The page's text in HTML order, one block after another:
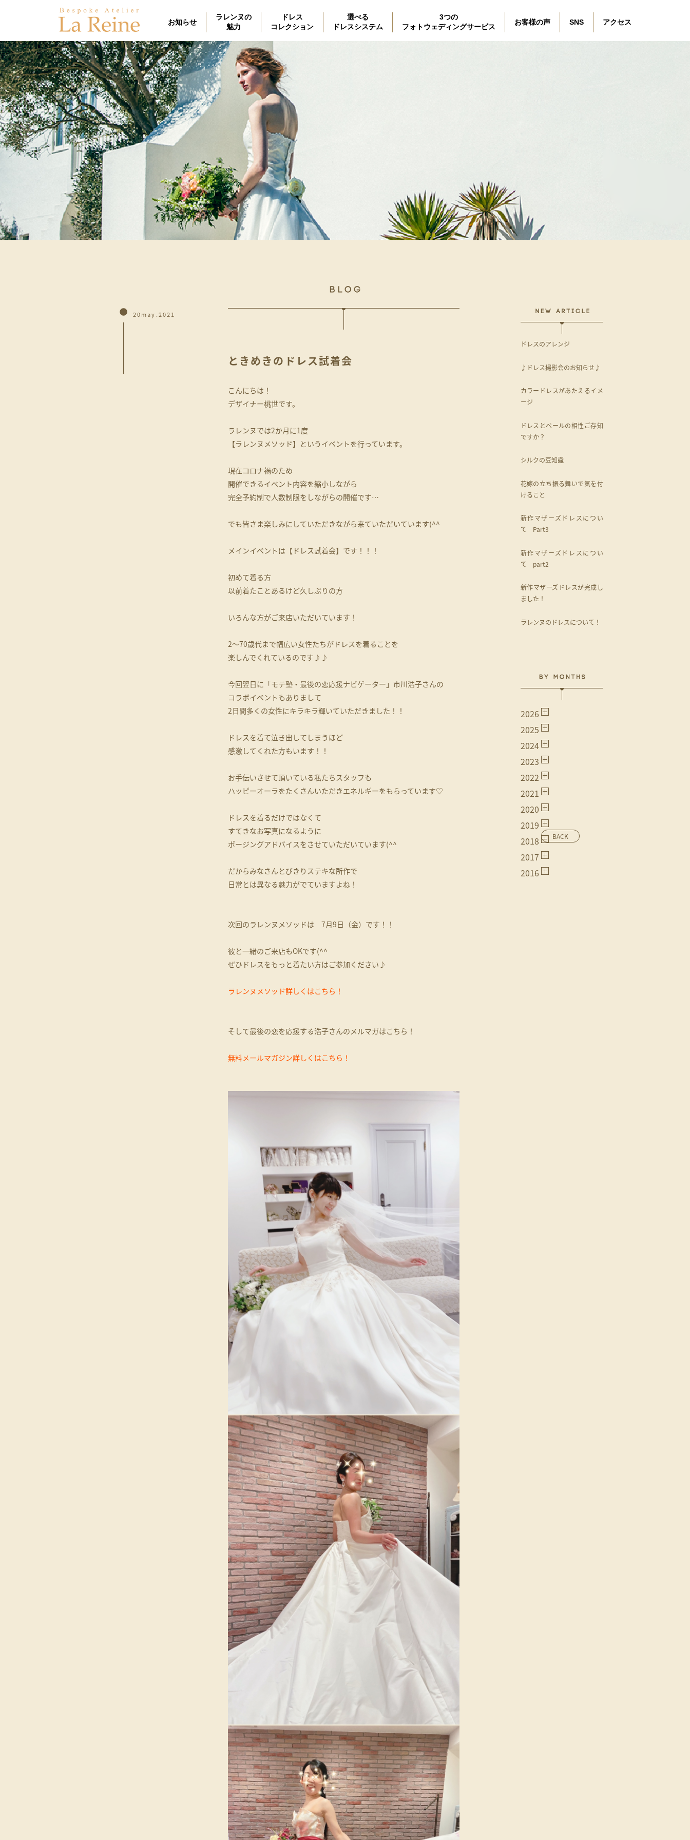
お知らせ
ラレンヌの
魅力
ドレス
コレクション
選べる
ドレスシステム
3つの
フォトウェディングサービス
お客様の声 SNS アクセス
20may.2021
ときめきのドレス試着会
こんにちは！
デザイナー桃世です。
ラレンヌでは2か月に1度
【ラレンヌメソッド】というイベントを行っています。
現在コロナ禍のため
開催できるイベント内容を縮小しながら
完全予約制で人数制限をしながらの開催です…
でも皆さま楽しみにしていただきながら来ていただいています(^^
メインイベントは【ドレス試着会】です！！！
初めて着る方
以前着たことあるけど久しぶりの方
いろんな方がご来店いただいています！
2～70歳代まで幅広い女性たちがドレスを着ることを
楽しんでくれているのです♪♪
今回翌日に「モテ塾・最後の恋応援ナビゲーター」市川浩子さんの
コラボイベントもありまして
2日間多くの女性にキラキラ輝いていただきました！！
ドレスを着て泣き出してしまうほど
感激してくれた方もいます！！
お手伝いさせて頂いている私たちスタッフも
ハッピーオーラをたくさんいただきエネルギーをもらっています♡
ドレスを着るだけではなくて
すてきなお写真になるように
ポージングアドバイスをさせていただいています(^^
だからみなさんとびきりステキな所作で
日常とは異なる魅力がでていますよね！
次回のラレンヌメソッドは 7月9日（金）です！！
彼と一緒のご来店もOKです(^^
ぜひドレスをもっと着たい方はご参加ください♪
ラレンヌメソッド詳しくはこちら！
そして最後の恋を応援する浩子さんのメルマガはこちら！
無料メールマガジン詳しくはこちら！
ドレスのアレンジ
♪ドレス撮影会のお知らせ♪
カラードレスがあたえるイメ
ージ
ドレスとベールの相性ご存知
ですか？
シルクの豆知識
花嫁の立ち振る舞いで気を付
けること
新作マザーズドレスについ
て Part3
新作マザーズドレスについ
て part2
新作マザーズドレスが完成し
ました！
ラレンヌのドレスについて！
2026
2025
2024
2023
2022
2021
2020
2019
2018
2017
2016
BACK